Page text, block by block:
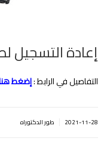
إعادة التسجيل
التفاصيل في الرابط :إضغط
2021-11-28 طور الدكتوراه